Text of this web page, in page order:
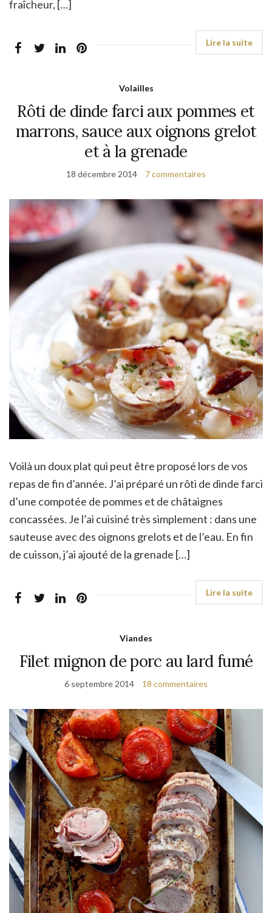
fraîcheur, […]
Volailles
Rôti de dinde farci aux pommes et
marrons, sauce aux oignons grelot
et à la grenade
18 décembre 2014 7 commentaires
Voilà un doux plat qui peut être proposé lors de vos
repas de fin d’année. J’ai préparé un rôti de dinde farci
d’une compotée de pommes et de châtaignes
concassées. Je l’ai cuisiné très simplement : dans une
sauteuse avec des oignons grelots et de l’eau. En fin
de cuisson, j’ai ajouté de la grenade […]
Viandes
Filet mignon de porc au lard fumé
6 septembre 2014 18 commentaires